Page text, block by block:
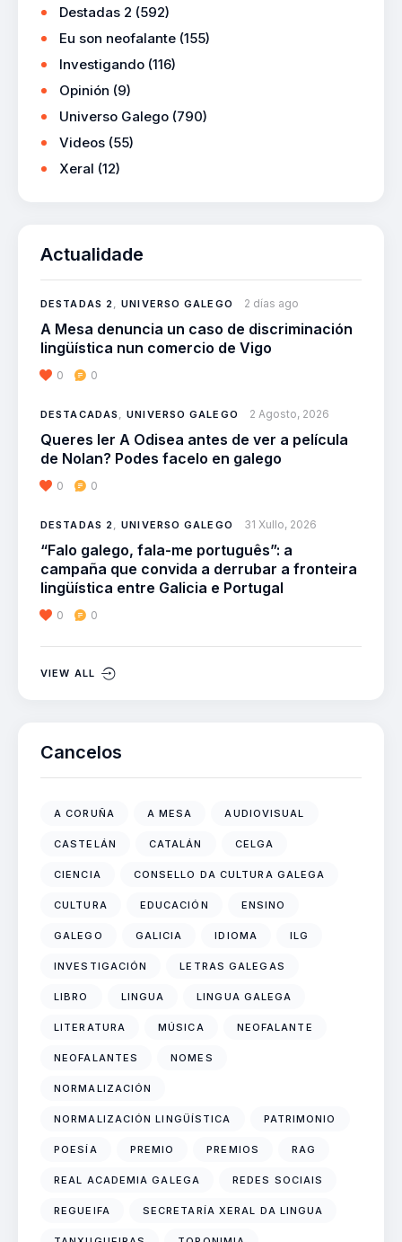
Destadas 2 (592)
Eu son neofalante (155)
Investigando (116)
Opinión (9)
Universo Galego (790)
Videos (55)
Xeral (12)
Actualidade
DESTADAS 2,UNIVERSO GALEGO 2 días ago
A Mesa denuncia un caso de discriminación
lingüística nun comercio de Vigo
0 0
DESTACADAS ,UNIVERSO GALEGO 2 Agosto, 2026
Queres ler A Odisea antes de ver a película
de Nolan? Podes facelo en galego
0 0
DESTADAS 2,UNIVERSO GALEGO 31 Xullo, 2026
“Falo galego, fala-me português”: a
campaña que convida a derrubar a fronteira
lingüística entre Galicia e Portugal
0 0
VIEW ALL
Cancelos
A CORUÑA A MESA AUDIOVISUAL
CASTELÁN CATALÁN CELGA
CIENCIA CONSELLO DA CULTURA GALEGA
CULTURA EDUCACIÓN ENSINO
GALEGO GALICIA IDIOMA ILG
INVESTIGACIÓN LETRAS GALEGAS
LIBRO LINGUA LINGUA GALEGA
LITERATURA MÚSICA NEOFALANTE
NEOFALANTES NOMES
NORMALIZACIÓN
NORMALIZACIÓN LINGÜÍSTICA PATRIMONIO
POESÍA PREMIO PREMIOS RAG
REAL ACADEMIA GALEGA REDES SOCIAIS
REGUEIFA SECRETARÍA XERAL DA LINGUA